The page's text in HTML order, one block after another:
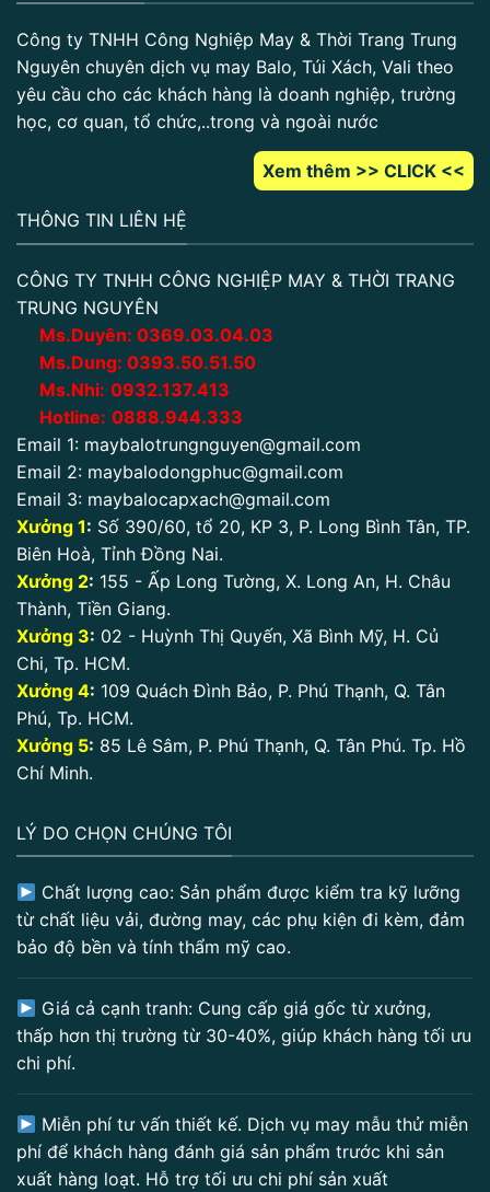
Công ty TNHH Công Nghiệp May & Thời Trang Trung
Nguyên chuyên dịch vụ may Balo, Túi Xách, Vali theo
yêu cầu cho các khách hàng là doanh nghiệp, trường
học, cơ quan, tổ chức,..trong và ngoài nước
Xem thêm >> CLICK <<
THÔNG TIN LIÊN HỆ
CÔNG TY TNHH CÔNG NGHIỆP MAY & THỜI TRANG
TRUNG NGUYÊN
Ms.Duyên: 0369.03.04.03
Ms.Dung: 0393.50.51.50
Ms.Nhi: 0932.137.413
Hotline: 0888.944.333
Email 1: maybalotrungnguyen@gmail.com
Email 2: maybalodongphuc@gmail.com
Email 3: maybalocapxach@gmail.com
Xưởng 1: Số 390/60, tổ 20, KP 3, P. Long Bình Tân, TP.
Biên Hoà, Tỉnh Đồng Nai.
Xưởng 2: 155 - Ấp Long Tường, X. Long An, H. Châu
Thành, Tiền Giang.
Xưởng 3: 02 - Huỳnh Thị Quyến, Xã Bình Mỹ, H. Củ
Chi, Tp. HCM.
Xưởng 4: 109 Quách Đình Bảo, P. Phú Thạnh, Q. Tân
Phú, Tp. HCM.
Xưởng 5: 85 Lê Sâm, P. Phú Thạnh, Q. Tân Phú. Tp. Hồ
Chí Minh.
LÝ DO CHỌN CHÚNG TÔI
Chất lượng cao: Sản phẩm được kiểm tra kỹ lưỡng
từ chất liệu vải, đường may, các phụ kiện đi kèm, đảm
bảo độ bền và tính thẩm mỹ cao.
Giá cả cạnh tranh: Cung cấp giá gốc từ xưởng,
thấp hơn thị trường từ 30-40%, giúp khách hàng tối ưu
chi phí.
Miễn phí tư vấn thiết kế. Dịch vụ may mẫu thử miễn
phí để khách hàng đánh giá sản phẩm trước khi sản
xuất hàng loạt. Hỗ trợ tối ưu chi phí sản xuất